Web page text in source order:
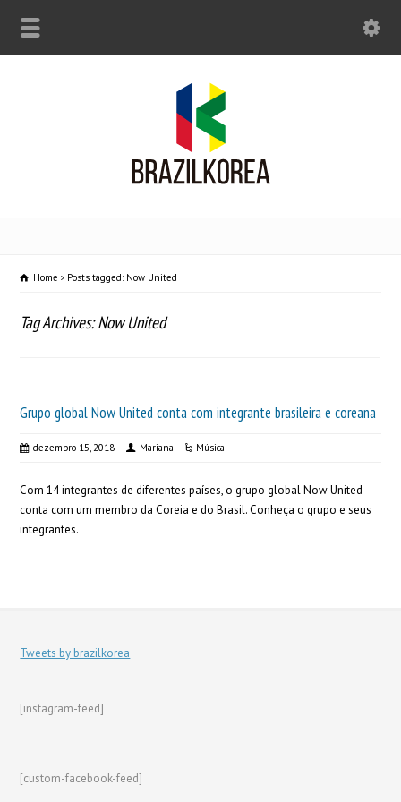
Home Posts tagged: Now United
Tag Archives: Now United
Grupo global Now United conta com integrante brasileira e coreana
dezembro 15, 2018 Mariana Música
Com 14 integrantes de diferentes países, o grupo global Now United
conta com um membro da Coreia e do Brasil. Conheça o grupo e seus
integrantes.
Tweets by brazilkorea
[instagram-feed]
[custom-facebook-feed]